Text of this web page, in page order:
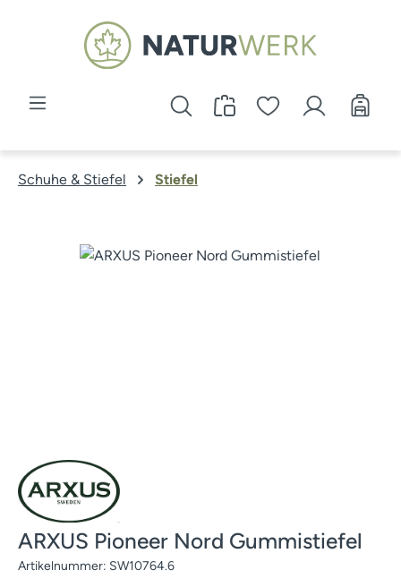
Zum Hauptinhalt springen
Schuhe & Stiefel Stiefel
Bildergalerie überspringen
ARXUS Pioneer Nord Gummistiefel
Artikelnummer: SW10764.6